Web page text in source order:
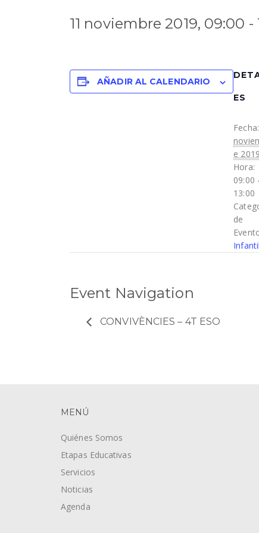
11 noviembre 2019, 09:00 -
AÑADIR AL CALENDARIO
ES
Fecha:
e 2019
Hora:
09:00 -
13:00
de
Infantil
Event Navigation
CONVIVÈNCIES – 4T ESO
MENÚ
Quiénes Somos
Etapas Educativas
Servicios
Noticias
Agenda